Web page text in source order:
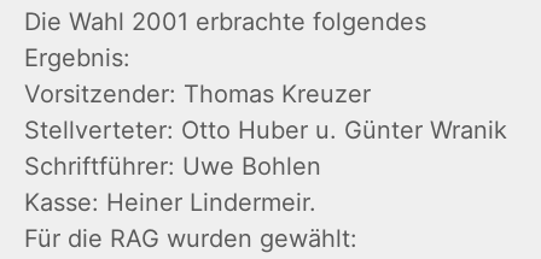
Die Wahl 2001 erbrachte folgendes
Ergebnis:
Vorsitzender: Thomas Kreuzer
Stellverteter: Otto Huber u. Günter Wranik
Schriftführer: Uwe Bohlen
Kasse: Heiner Lindermeir.
Für die RAG wurden gewählt: